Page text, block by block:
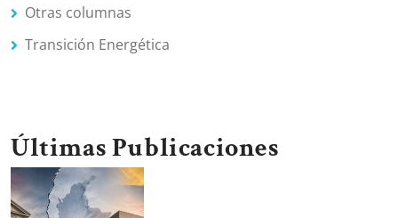
Otras columnas
Transición Energética
Últimas Publicaciones